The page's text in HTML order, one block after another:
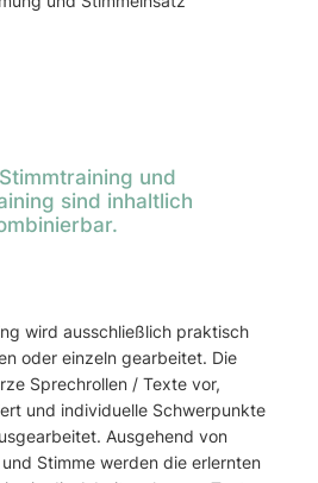
und
sind inhaltlich
wird ausschließlich praktisch
oder einzeln gearbeitet. Die
Sprechrollen / Texte vor,
und individuelle Schwerpunkte
Ausgehend von
Stimme werden die erlernten